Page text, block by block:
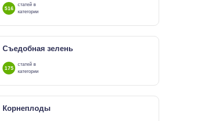
516
статей в
категории
Съедобная зелень
175
статей в
категории
Корнеплоды